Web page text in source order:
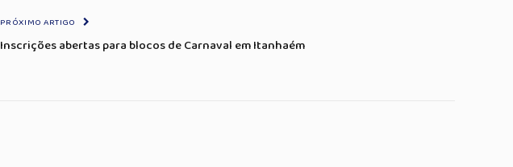
PRÓXIMO ARTIGO
Inscrições abertas para blocos de Carnaval em Itanhaém